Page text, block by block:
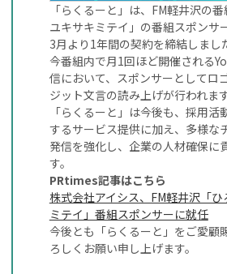
「らくるーと」は、FM軽井沢の
ユキサキミテイ」の番組スポンサ
3月より1年間の契約を締結しまし
今番組内で月1回ほど開催される
信において、スポンサーとしてロ
ジット文言の読み上げが行われます
「らくるーと」は今後も、採用活
するサービス提供に加え、多様な
発信を強化し、企業の人材確保に
す。
PRtimes記事はこちら
株式会社アイシス、FM軽井沢「
ミテイ」番組スポンサーに就任
今後とも「らくるーと」をご愛顧
ろしくお願い申し上げます。